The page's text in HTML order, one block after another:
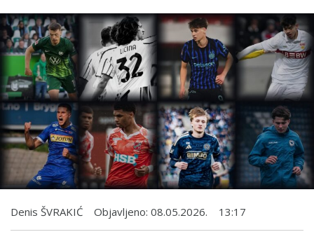
Denis ŠVRAKIĆ Objavljeno: 08.05.2026. 13:17